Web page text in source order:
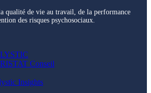
qualité de vie au travail, de la performance
des risques psychosociaux.
Conseil
Insights